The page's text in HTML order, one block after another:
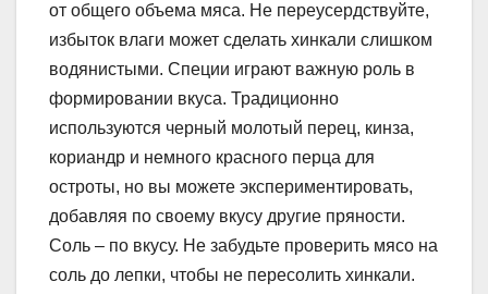
от общего объема мяса. Не переусердствуйте,
избыток влаги может сделать хинкали слишком
водянистыми. Специи играют важную роль в
формировании вкуса. Традиционно
используются черный молотый перец, кинза,
кориандр и немного красного перца для
остроты, но вы можете экспериментировать,
добавляя по своему вкусу другие пряности.
Соль – по вкусу. Не забудьте проверить мясо на
соль до лепки, чтобы не пересолить хинкали.